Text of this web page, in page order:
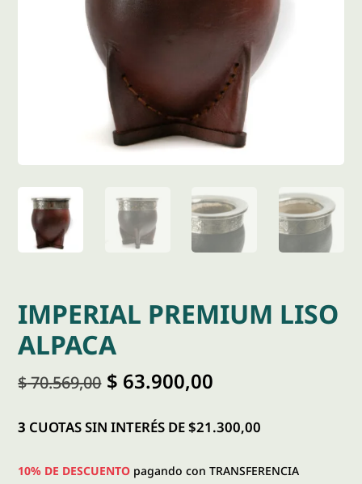
IMPERIAL PREMIUM LISO
ALPACA
$70.569,00 El
precio
original
era:
$ 63.900,00
es:
3 CUOTAS SIN INTERÉS DE $21.300,00
10% DE DESCUENTO pagando con TRANSFERENCIA